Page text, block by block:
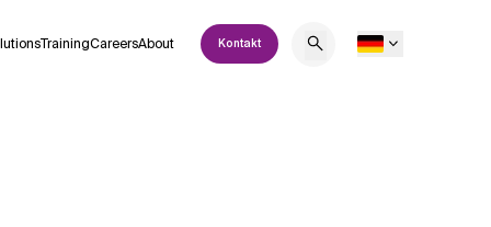
TrainingCareersAbout Kontakt